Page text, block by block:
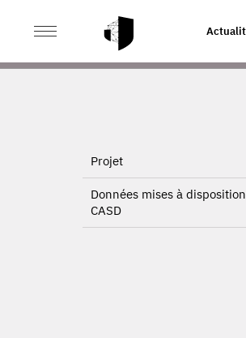
ACCUEIL PUBLICATIONS >
Projet
Données mises à
CASD